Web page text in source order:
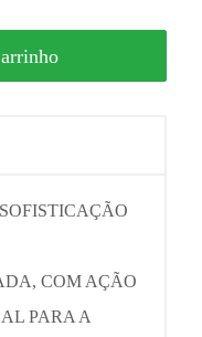
COM AÇÃO
PARA A